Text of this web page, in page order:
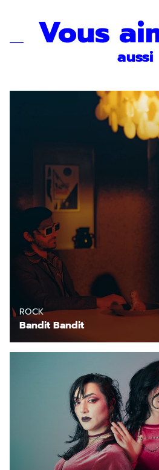
Vous
aussi
ROCK
Bandit Bandit
En indiquant votre adresse
pouvez vous désinscrire à
les liens de désinscription
contactant. Pour en savoir
Politique de